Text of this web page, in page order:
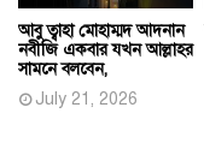
আবু ত্বাহা মোহাম্মদ আদনান
নবীজি একবার যখন আল্লাহর
সামনে বলবেন,
July 21, 2026